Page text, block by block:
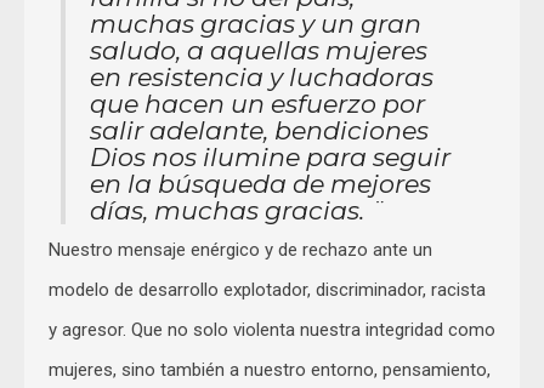
muchas gracias y un gran
saludo, a aquellas mujeres
en resistencia y luchadoras
que hacen un esfuerzo por
salir adelante, bendiciones
Dios nos ilumine para seguir
en la búsqueda de mejores
días, muchas gracias. ¨
Nuestro mensaje enérgico y de rechazo ante un
modelo de desarrollo explotador, discriminador, racista
y agresor. Que no solo violenta nuestra integridad como
mujeres, sino también a nuestro entorno, pensamiento,